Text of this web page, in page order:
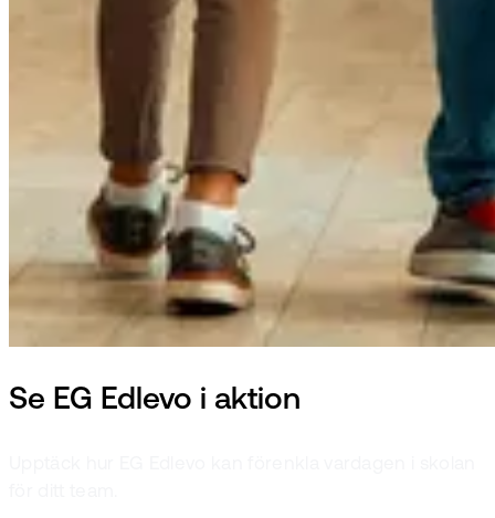
Se EG Edlevo i aktion